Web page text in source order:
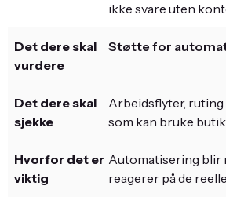
ikke svare uten
Støtte for
Arbeidsflyter,
som kan bruke
Automatisering blir
reagerer på de